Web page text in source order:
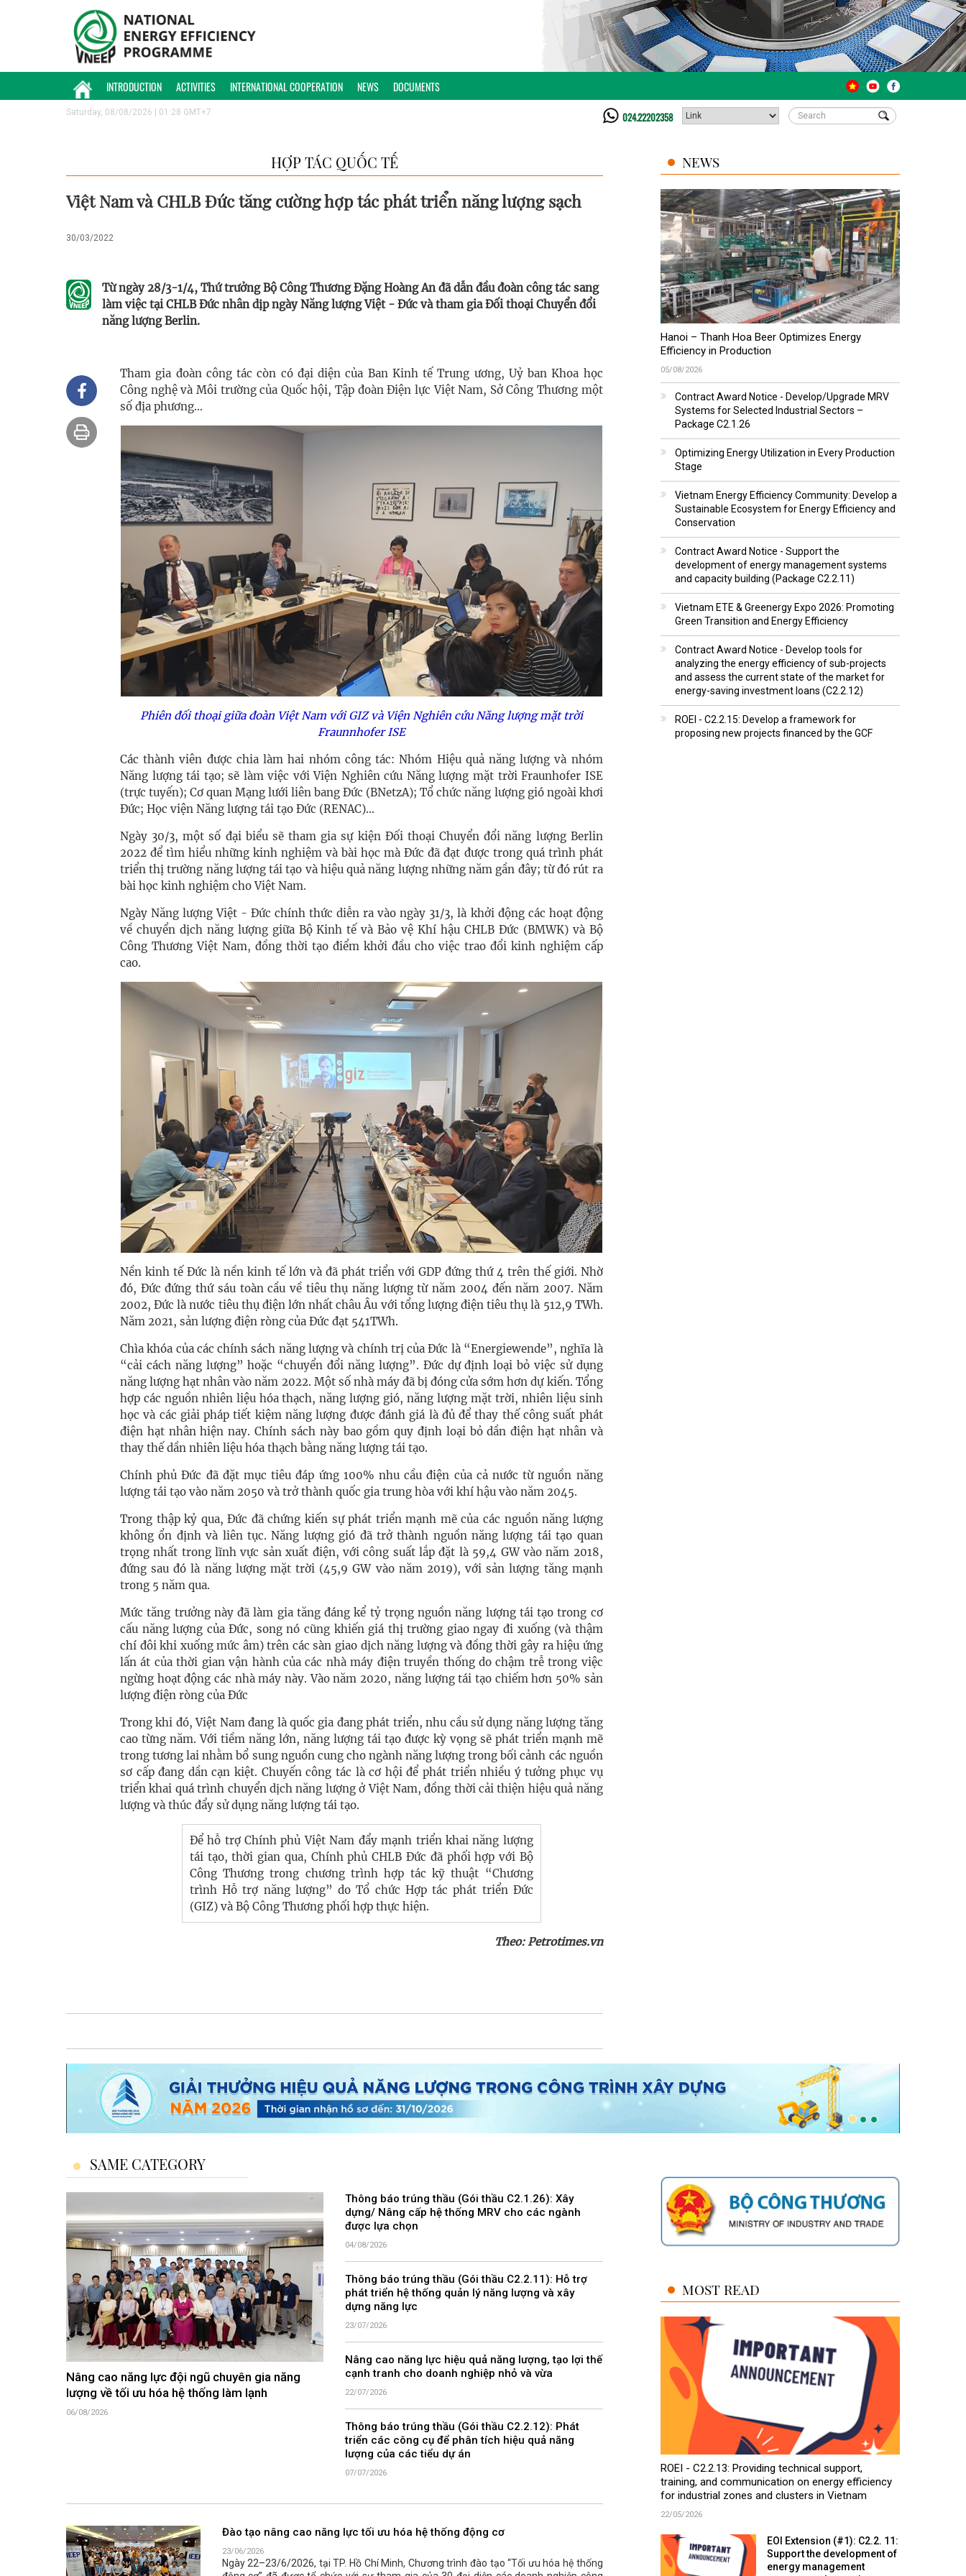
INTRODUCTION ACTIVITIES INTERNATIONAL COOPERATION NEWS DOCUMENTS
Saturday, 08/08/2026 | 01:28 GMT+7 024.22202358
HỢP TÁC QUỐC TẾ
Việt Nam và CHLB Đức tăng cường hợp tác phát triển năng lượng sạch
30/03/2022
Từ ngày 28/3-1/4, Thứ trưởng Bộ Công Thương Đặng Hoàng An đã dẫn đầu đoàn công tác sang
làm việc tại CHLB Đức nhân dịp ngày Năng lượng Việt - Đức và tham gia Đối thoại Chuyển đổi
năng lượng Berlin.
Tham gia đoàn công tác còn có đại diện của Ban Kinh tế Trung ương, Uỷ ban Khoa học
Công nghệ và Môi trường của Quốc hội, Tập đoàn Điện lực Việt Nam, Sở Công Thương một
số địa phương...
Phiên đối thoại giữa đoàn Việt Nam với GIZ và Viện Nghiên cứu Năng lượng mặt trời
Fraunnhofer ISE
Các thành viên được chia làm hai nhóm công tác: Nhóm Hiệu quả năng lượng và nhóm
Năng lượng tái tạo; sẽ làm việc với Viện Nghiên cứu Năng lượng mặt trời Fraunhofer ISE
(trực tuyến); Cơ quan Mạng lưới liên bang Đức (BNetzA); Tổ chức năng lượng gió ngoài khơi
Đức; Học viện Năng lượng tái tạo Đức (RENAC)…
Ngày 30/3, một số đại biểu sẽ tham gia sự kiện Đối thoại Chuyển đổi năng lượng Berlin
2022 để tìm hiểu những kinh nghiệm và bài học mà Đức đã đạt được trong quá trình phát
triển thị trường năng lượng tái tạo và hiệu quả năng lượng những năm gần đây; từ đó rút ra
bài học kinh nghiệm cho Việt Nam.
Ngày Năng lượng Việt - Đức chính thức diễn ra vào ngày 31/3, là khởi động các hoạt động
về chuyển dịch năng lượng giữa Bộ Kinh tế và Bảo vệ Khí hậu CHLB Đức (BMWK) và Bộ
Công Thương Việt Nam, đồng thời tạo điểm khởi đầu cho việc trao đổi kinh nghiệm cấp
cao.
Nền kinh tế Đức là nền kinh tế lớn và đã phát triển với GDP đứng thứ 4 trên thế giới. Nhờ
đó, Đức đứng thứ sáu toàn cầu về tiêu thụ năng lượng từ năm 2004 đến năm 2007. Năm
2002, Đức là nước tiêu thụ điện lớn nhất châu Âu với tổng lượng điện tiêu thụ là 512,9 TWh.
Năm 2021, sản lượng điện ròng của Đức đạt 541TWh.
Chìa khóa của các chính sách năng lượng và chính trị của Đức là “Energiewende”, nghĩa là
“cải cách năng lượng” hoặc “chuyển đổi năng lượng”. Đức dự định loại bỏ việc sử dụng
năng lượng hạt nhân vào năm 2022. Một số nhà máy đã bị đóng cửa sớm hơn dự kiến. Tổng
hợp các nguồn nhiên liệu hóa thạch, năng lượng gió, năng lượng mặt trời, nhiên liệu sinh
học và các giải pháp tiết kiệm năng lượng được đánh giá là đủ để thay thế công suất phát
điện hạt nhân hiện nay. Chính sách này bao gồm quy định loại bỏ dần điện hạt nhân và
thay thế dần nhiên liệu hóa thạch bằng năng lượng tái tạo.
Chính phủ Đức đã đặt mục tiêu đáp ứng 100% nhu cầu điện của cả nước từ nguồn năng
lượng tái tạo vào năm 2050 và trở thành quốc gia trung hòa với khí hậu vào năm 2045.
Trong thập kỷ qua, Đức đã chứng kiến sự phát triển mạnh mẽ của các nguồn năng lượng
không ổn định và liên tục. Năng lượng gió đã trở thành nguồn năng lượng tái tạo quan
trọng nhất trong lĩnh vực sản xuất điện, với công suất lắp đặt là 59,4 GW vào năm 2018,
đứng sau đó là năng lượng mặt trời (45,9 GW vào năm 2019), với sản lượng tăng mạnh
trong 5 năm qua.
Mức tăng trưởng này đã làm gia tăng đáng kể tỷ trọng nguồn năng lượng tái tạo trong cơ
cấu năng lượng của Đức, song nó cũng khiến giá thị trường giao ngay đi xuống (và thậm
chí đôi khi xuống mức âm) trên các sàn giao dịch năng lượng và đồng thời gây ra hiệu ứng
lấn át của thời gian vận hành của các nhà máy điện truyền thống do chậm trễ trong việc
ngừng hoạt động các nhà máy này. Vào năm 2020, năng lượng tái tạo chiếm hơn 50% sản
lượng điện ròng của Đức
Trong khi đó, Việt Nam đang là quốc gia đang phát triển, nhu cầu sử dụng năng lượng tăng
cao từng năm. Với tiềm năng lớn, năng lượng tái tạo được kỳ vọng sẽ phát triển mạnh mẽ
trong tương lai nhằm bổ sung nguồn cung cho ngành năng lượng trong bối cảnh các nguồn
sơ cấp đang dần cạn kiệt. Chuyến công tác là cơ hội để phát triển nhiều ý tưởng phục vụ
triển khai quá trình chuyển dịch năng lượng ở Việt Nam, đồng thời cải thiện hiệu quả năng
lượng và thúc đẩy sử dụng năng lượng tái tạo.
Để hỗ trợ Chính phủ Việt Nam đẩy mạnh triển khai năng lượng
tái tạo, thời gian qua, Chính phủ CHLB Đức đã phối hợp với Bộ
Công Thương trong chương trình hợp tác kỹ thuật “Chương
trình Hỗ trợ năng lượng” do Tổ chức Hợp tác phát triển Đức
(GIZ) và Bộ Công Thương phối hợp thực hiện.
Theo: Petrotimes.vn
NEWS
Hanoi – Thanh Hoa Beer Optimizes Energy
Efficiency in Production
05/08/2026
Contract Award Notice - Develop/Upgrade MRV
Systems for Selected Industrial Sectors –
Package C2.1.26
Optimizing Energy Utilization in Every Production
Stage
Vietnam Energy Efficiency Community: Develop a
Sustainable Ecosystem for Energy Efficiency and
Conservation
Contract Award Notice - Support the
development of energy management systems
and capacity building (Package C2.2.11)
Vietnam ETE & Greenergy Expo 2026: Promoting
Green Transition and Energy Efficiency
Contract Award Notice - Develop tools for
analyzing the energy efficiency of sub-projects
and assess the current state of the market for
energy-saving investment loans (C2.2.12)
ROEI - C2.2.15: Develop a framework for
proposing new projects financed by the GCF
SAME CATEGORY
Nâng cao năng lực đội ngũ chuyên gia năng
lượng về tối ưu hóa hệ thống làm lạnh
06/08/2026
Thông báo trúng thầu (Gói thầu C2.1.26): Xây
dựng/ Nâng cấp hệ thống MRV cho các ngành
được lựa chọn
04/08/2026
Thông báo trúng thầu (Gói thầu C2.2.11): Hỗ trợ
phát triển hệ thống quản lý năng lượng và xây
dựng năng lực
23/07/2026
Nâng cao năng lực hiệu quả năng lượng, tạo lợi thế
cạnh tranh cho doanh nghiệp nhỏ và vừa
22/07/2026
Thông báo trúng thầu (Gói thầu C2.2.12): Phát
triển các công cụ để phân tích hiệu quả năng
lượng của các tiểu dự án
07/07/2026
Đào tạo nâng cao năng lực tối ưu hóa hệ thống động cơ
23/06/2026
Ngày 22–23/6/2026, tại TP. Hồ Chí Minh, Chương trình đào tạo “Tối ưu hóa hệ thống
MOST READ
ROEI - C2.2.13: Providing technical support,
training, and communication on energy efficiency
for industrial zones and clusters in Vietnam
22/05/2026
EOI Extension (#1): C2.2. 11:
Support the development of
energy management